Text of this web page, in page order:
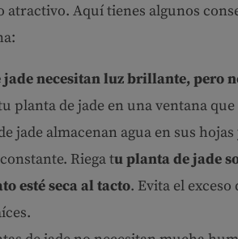
atractivo. Aquí tienes algunos
jade necesitan luz brillante, pero
planta de jade en una ventana
jade almacenan agua en sus
Riega tu planta de jade
esté seca al tacto. Evita el exceso